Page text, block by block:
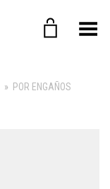
Menú
» POR ENGAÑOS